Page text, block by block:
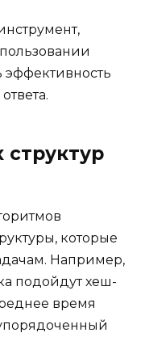
эффективность
которые
Например,
подойдут хеш-
время
упорядоченный